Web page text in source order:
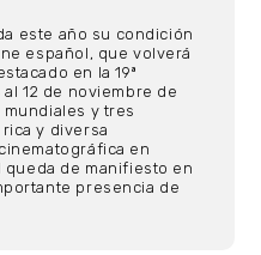
este año su condición
español, que volverá
en la 19ª
12 de noviembre de
y tres
y diversa
en
de manifiesto en
presencia de